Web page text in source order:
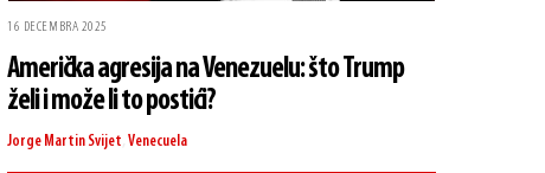
16 DECEMBRA 2025
Američka agresija na Venezuelu: što Trump
želi i može li to postići?
Jorge Martin Svijet ,Venecuela